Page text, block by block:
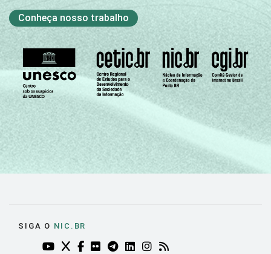
Conheça nosso trabalho
SIGA O NIC.BR
YOUTUBE DO NIC.BR (ABRE EM NOVA ABA)
TWITTER DO NIC.BR (ABRE EM NOVA ABA)
FACEBOOK DO NIC.BR (ABRE EM NOVA
FLICKR DO NIC.BR (ABRE EM NOVA
TELEGRAM DO NIC.BR (ABRE EM
LINKEDIN DO NIC.BR (ABRE
INSTAGRAM DO NIC.BR
RSS DO NIC.BR (ABRE